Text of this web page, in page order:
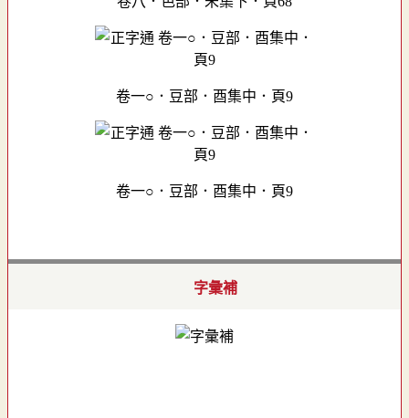
卷一○．豆部．酉集中．頁9
卷一○．豆部．酉集中．頁9
字彙補